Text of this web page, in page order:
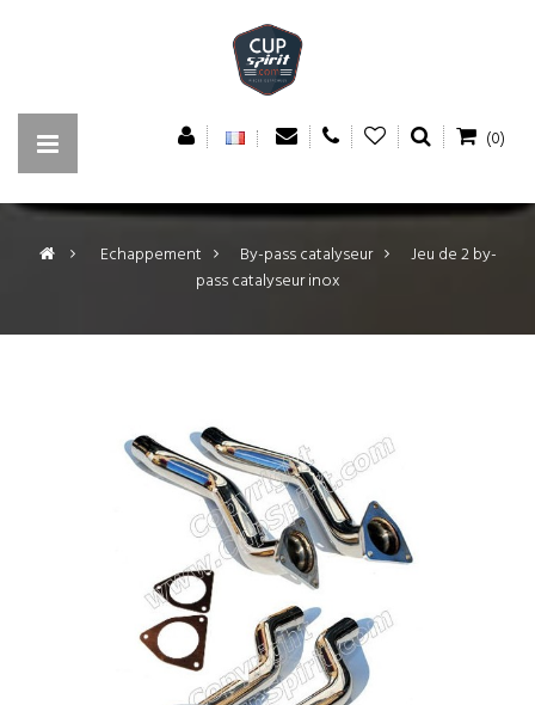
(0)
> Echappement > By-pass catalyseur >
Jeu de 2 by-
pass catalyseur inox